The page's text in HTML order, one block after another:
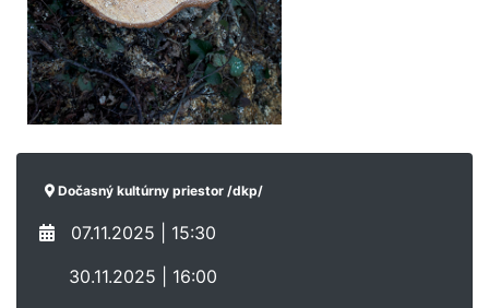
Dočasný kultúrny priestor /dkp/
07.11.2025 | 15:30
30.11.2025 | 16:00